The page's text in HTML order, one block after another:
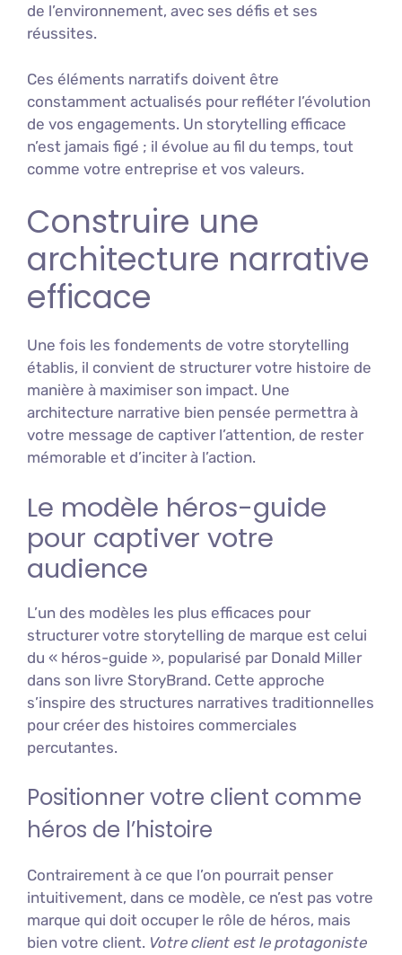
de l’environnement, avec ses défis et ses
réussites.
Ces éléments narratifs doivent être
constamment actualisés pour refléter l’évolution
de vos engagements. Un storytelling efficace
n’est jamais figé ; il évolue au fil du temps, tout
comme votre entreprise et vos valeurs.
Construire une
architecture narrative
efficace
Une fois les fondements de votre storytelling
établis, il convient de structurer votre histoire de
manière à maximiser son impact. Une
architecture narrative bien pensée permettra à
votre message de captiver l’attention, de rester
mémorable et d’inciter à l’action.
Le modèle héros-guide
pour captiver votre
audience
L’un des modèles les plus efficaces pour
structurer votre storytelling de marque est celui
du « héros-guide », popularisé par Donald Miller
dans son livre StoryBrand. Cette approche
s’inspire des structures narratives traditionnelles
pour créer des histoires commerciales
percutantes.
Positionner votre client comme
héros de l’histoire
Contrairement à ce que l’on pourrait penser
intuitivement, dans ce modèle, ce n’est pas votre
marque qui doit occuper le rôle de héros, mais
bien votre client. Votre client est le protagoniste